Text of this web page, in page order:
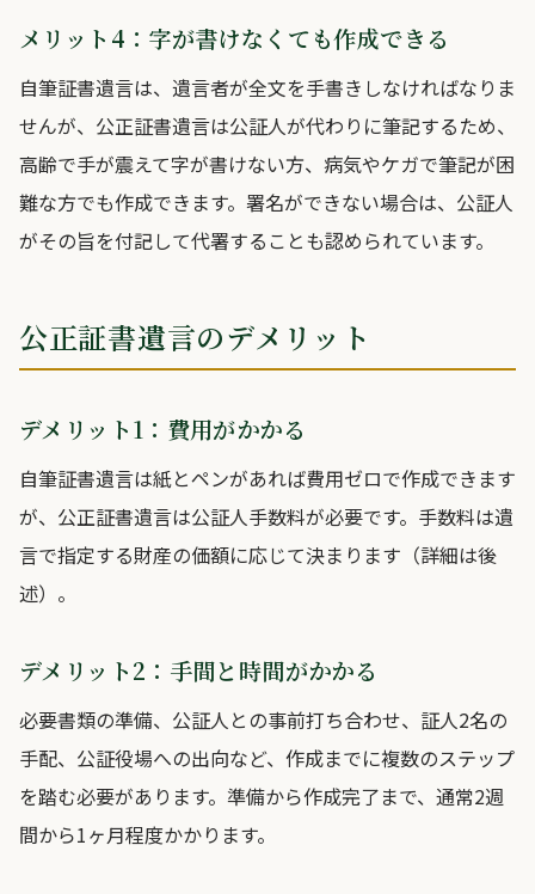
メリット4：字が書けなくても作成できる
自筆証書遺言は、遺言者が全文を手書きしなければなりま
せんが、公正証書遺言は公証人が代わりに筆記するため、
高齢で手が震えて字が書けない方、病気やケガで筆記が困
難な方でも作成できます。署名ができない場合は、公証人
がその旨を付記して代署することも認められています。
公正証書遺言のデメリット
デメリット1：費用がかかる
自筆証書遺言は紙とペンがあれば費用ゼロで作成できます
が、公正証書遺言は公証人手数料が必要です。手数料は遺
言で指定する財産の価額に応じて決まります（詳細は後
述）。
デメリット2：手間と時間がかかる
必要書類の準備、公証人との事前打ち合わせ、証人2名の
手配、公証役場への出向など、作成までに複数のステップ
を踏む必要があります。準備から作成完了まで、通常2週
間から1ヶ月程度かかります。